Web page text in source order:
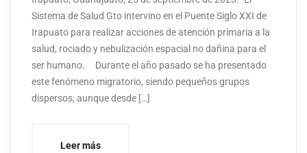
Sistema de Salud Gto intervino en el Puente Siglo XXI de
Irapuato para realizar acciones de atención primaria a la
salud, rociado y nebulización espacial no dañina para el
ser humano. Durante el año pasado se ha presentado
este fenómeno migratorio, siendo pequeños grupos
dispersos, aunque desde […]
Leer más